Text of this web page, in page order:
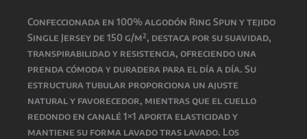
Confeccionada en 100% algodón Ring Spun y tejido
Single Jersey de 150 g/m², destaca por su suavidad,
transpirabilidad y resistencia, ofreciendo una
prenda cómoda y duradera para el día a día. Su
estructura tubular proporciona un ajuste
natural y favorecedor, mientras que el cuello
redondo en canalé 1×1 aporta elasticidad y
mantiene su forma lavado tras lavado. Los